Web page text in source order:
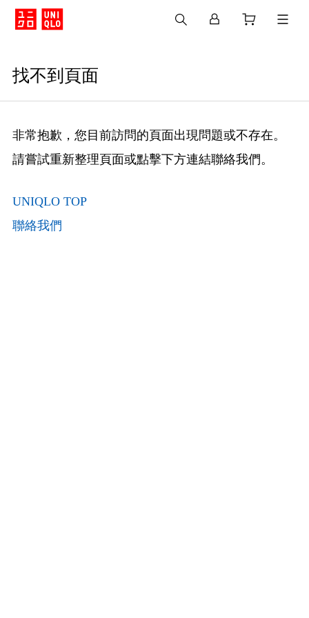
找不到頁面
非常抱歉，您目前訪問的頁面出現問題或不存在。
請嘗試重新整理頁面或點擊下方連結聯絡我們。
UNIQLO TOP
聯絡我們